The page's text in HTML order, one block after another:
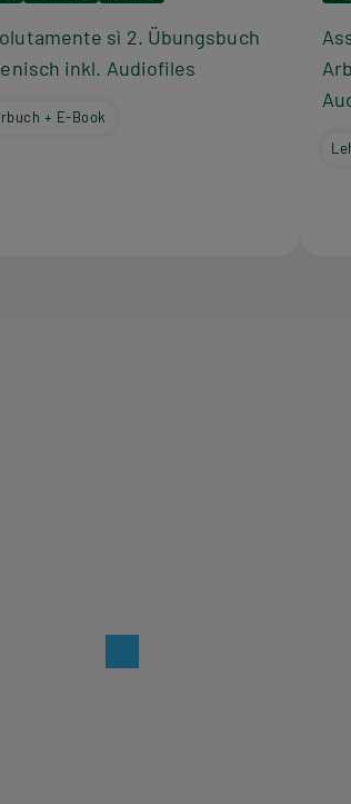
sì 2. Übungsbuch
inkl. Audiofiles
+ E-Book